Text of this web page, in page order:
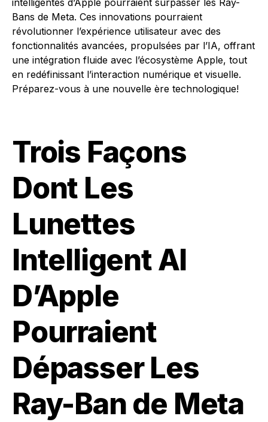
intelligentes d’Apple pourraient surpasser les Ray-
Bans de Meta. Ces innovations pourraient
révolutionner l’expérience utilisateur avec des
fonctionnalités avancées, propulsées par l’IA, offrant
une intégration fluide avec l’écosystème Apple, tout
en redéfinissant l’interaction numérique et visuelle.
Préparez-vous à une nouvelle ère technologique!
Trois Façons
Dont Les
Lunettes
Intelligent AI
D’Apple
Pourraient
Dépasser Les
Ray-Ban de Meta